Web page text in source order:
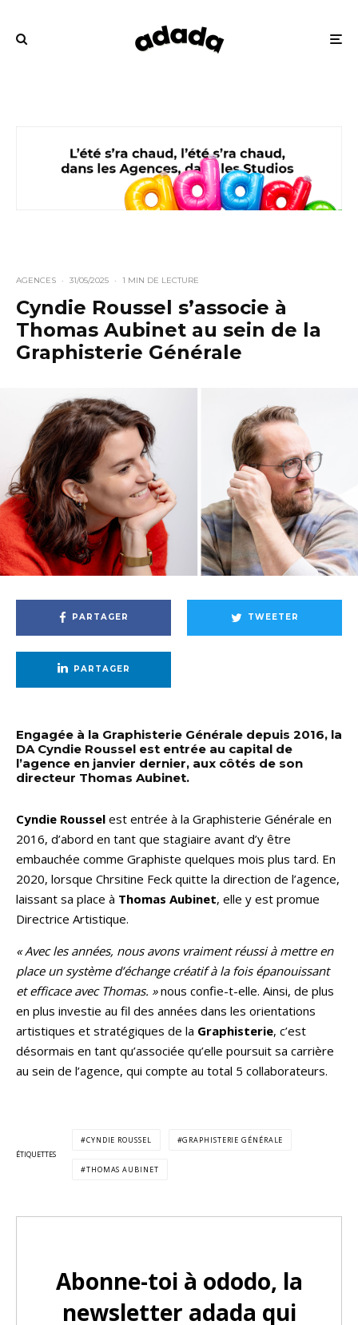
AGENCES · 31/05/2025 · 1 MIN DE LECTURE
Cyndie Roussel s’associe à
Thomas Aubinet au sein de la
Graphisterie Générale
PARTAGER TWEETER
PARTAGER
Engagée à la Graphisterie Générale depuis 2016, la
DA Cyndie Roussel est entrée au capital de
l’agence en janvier dernier, aux côtés de son
directeur Thomas Aubinet.
Cyndie Roussel est entrée à la Graphisterie Générale en
2016, d’abord en tant que stagiaire avant d’y être
embauchée comme Graphiste quelques mois plus tard. En
2020, lorsque Chrsitine Feck quitte la direction de l’agence,
laissant sa place à Thomas Aubinet, elle y est promue
Directrice Artistique.
« Avec les années, nous avons vraiment réussi à mettre en
place un système d’échange créatif à la fois épanouissant
et efficace avec Thomas. »nous confie-t-elle. Ainsi, de plus
en plus investie au fil des années dans les orientations
artistiques et stratégiques de la Graphisterie, c’est
désormais en tant qu’associée qu’elle poursuit sa carrière
au sein de l’agence, qui compte au total 5 collaborateurs.
ÉTIQUETTES
CYNDIE ROUSSEL GRAPHISTERIE GÉNÉRALE
THOMAS AUBINET